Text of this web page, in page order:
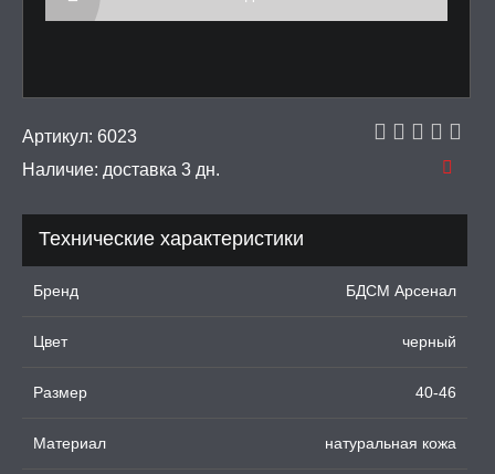
ИНТИМ-ГЕЛИ,
ЛУБРИКАНТЫ
КОЛЬЦА И
НА ЧЛЕН
Артикул: 6023
Наличие: доставка 3 дн.
Технические характеристики
Бренд БДСМ Арсенал
Цвет черный
Размер 40-46
Материал натуральная кожа